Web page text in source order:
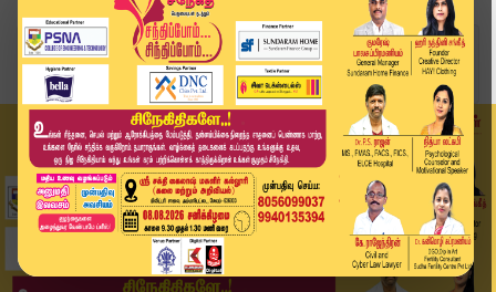
Home
வீடியோ ஸ்டோரி
Headlines Now | 6 PM Headline | 12 JUNE 2025 | ...